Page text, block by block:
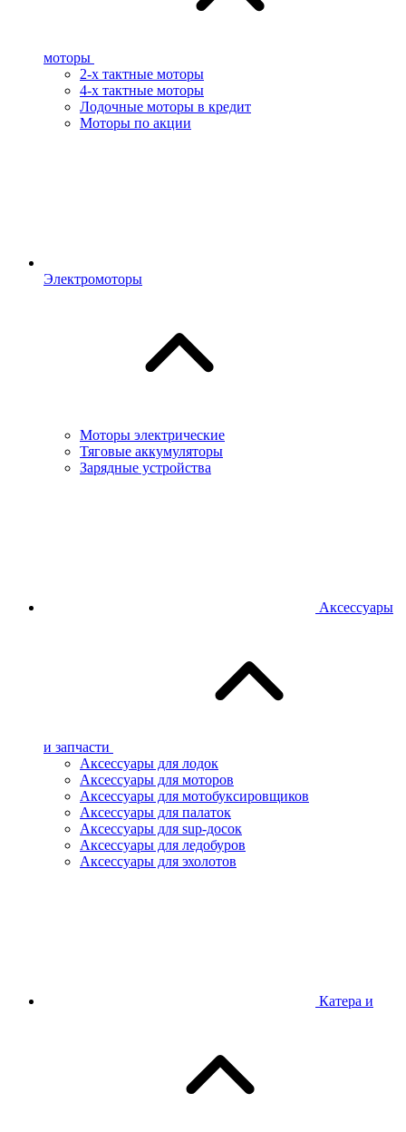
моторы
2-х тактные моторы
4-х тактные моторы
Лодочные моторы в кредит
Моторы по акции
Электромоторы
Моторы электрические
Тяговые аккумуляторы
Зарядные устройства
Аксессуары
и запчасти
Аксессуары для лодок
Аксессуары для моторов
Аксессуары для мотобуксировщиков
Аксессуары для палаток
Аксессуары для sup-досок
Аксессуары для ледобуров
Аксессуары для эхолотов
Катера и